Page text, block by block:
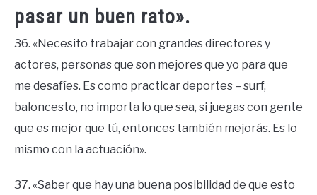
pasar un buen rato».
36. «Necesito trabajar con grandes directores y
actores, personas que son mejores que yo para que
me desafíes. Es como practicar deportes – surf,
baloncesto, no importa lo que sea, si juegas con gente
que es mejor que tú, entonces también mejorás. Es lo
mismo con la actuación».
37. «Saber que hay una buena posibilidad de que esto